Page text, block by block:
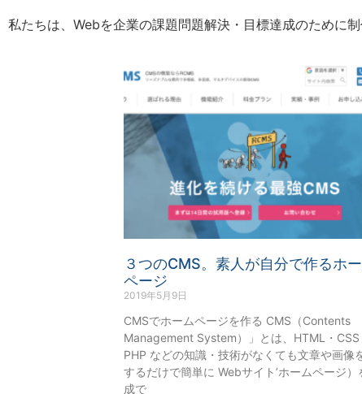
私たちは、Webを企業の課題問題解決・目標達成のために
３つのCMS。素人が自分で作るホ
ページ
2019年5月9日
CMSでホームページを作る CMS（Contents
Management System）」とは、HTML・CSS
PHP などの知識・技術がなくても文章や画像
するだけで簡単に Webサイト’ホームページ）
成で